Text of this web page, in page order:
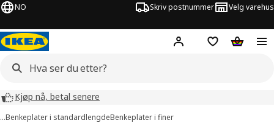
NO Skriv postnummer Velg varehus
Hej! Logg innHuskeliste
Kjøp nå, betal senere
…Benkeplater i standardlengdeBenkeplater i finer